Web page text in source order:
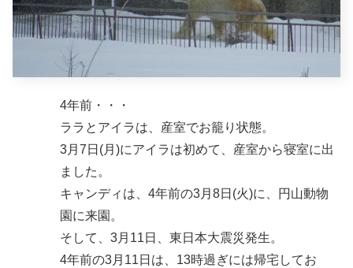
4年前・・・
ララとアイラは、産室でお籠り状態。
3月7日(月)にアイラは初めて、産室から寝室に出
ました。
キャンディは、4年前の3月8日(火)に、円山動物
園に来園。
そして、3月11日、東日本大震災発生。
4年前の3月11日は、13時過ぎには帰宅してお